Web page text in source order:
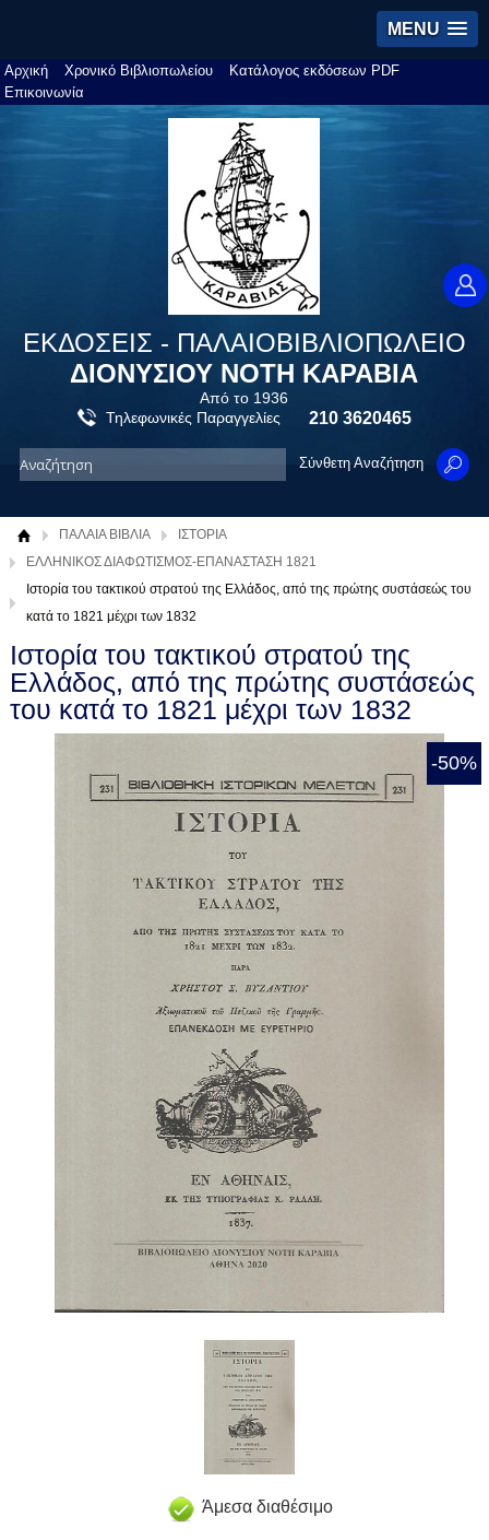
MENU
Αρχική Χρονικό Βιβλιοπωλείου
Κατάλογος εκδόσεων PDF
Επικοινωνία
ΕΚΔΟΣΕΙΣ - ΠΑΛΑΙΟΒΙΒΛΙΟΠΩΛΕΙΟ
ΔΙΟΝΥΣΙΟΥ ΝΟΤΗ ΚΑΡΑΒΙΑ
Από το 1936
Τηλεφωνικές Παραγγελίες
210 3620465
Σύνθετη Αναζήτηση
ΠΑΛΑΙΑ ΒΙΒΛΙΑ
ΙΣΤΟΡΙΑ
ΕΛΛΗΝΙΚΟΣ ΔΙΑΦΩΤΙΣΜΟΣ-ΕΠΑΝΑΣΤΑΣΗ 1821
Ιστορία του τακτικού στρατού της Ελλάδος, από της πρώτης συστάσεώς του
κατά το 1821 μέχρι των 1832
Ιστορία του τακτικού στρατού της
Ελλάδος, από της πρώτης συστάσεώς
του κατά το 1821 μέχρι των 1832
-50%
Άμεσα διαθέσιμο